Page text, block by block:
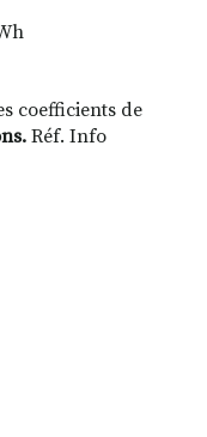
kWh
coefficients de
Réf. Info